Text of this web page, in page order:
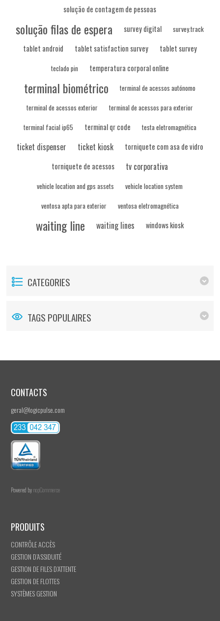
solução de contagem de pessoas
solução filas de espera survey digital survey.track
tablet android tablet satisfaction survey tablet survey
teclado pin temperatura corporal online
terminal biométrico
terminal de acessos autónomo
terminal de acessos exterior
terminal de acessos para exterior
terminal facial ip65
terminal qr code testa eletromagnética
ticket dispenser ticket kiosk
torniquete com asa de vidro
torniquete de acessos
tv corporativa
vehicle location and gps assets
vehicle location system
ventosa apta para exterior
ventosa eletromagnética
waiting line waiting lines windows kiosk
CATEGORIES
TAGS POPULAIRES
CONTACTS
geral@logicpulse.com
Powered bynopCommerce
PRODUITS
CONTRÔLE ACCÈS
GESTION D’ASSIDUITÉ
GESTION DE FILES D’ATTENTE
GESTION DE FLOTTES
SYSTÈMES GESTION